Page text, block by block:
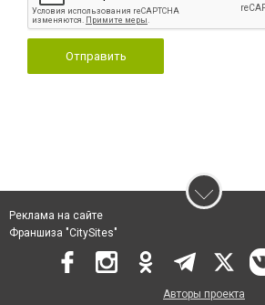
Отправить
Реклама на сайте
Франшиза "CitySites"
Авторы проекта